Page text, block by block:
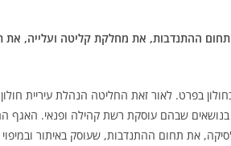
ההתנדבות, את מחלקת קליטה ועלייה, את
בפרט. לאור זאת החליטה הנהלת עיריית
בנושאים שבהם עוסקת רשת קהילה ופנאי. האגף
את תחום ההתנדבות, שעוסק באיתור ובמיפוי